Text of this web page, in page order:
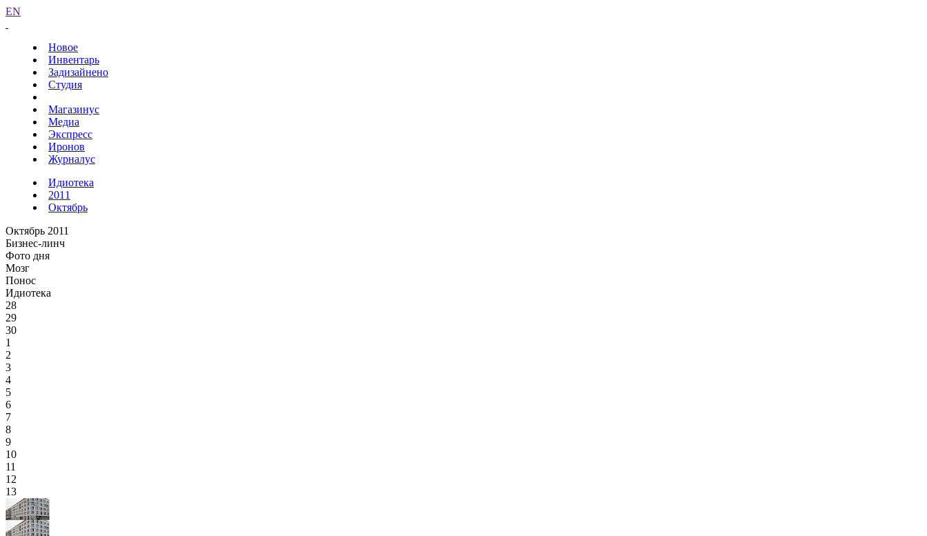
EN
Новое
Инвентарь
Задизайнено
Студия
Магазинус
Медиа
Экспресс
Иронов
Журналус
Идиотека
2011
Октябрь
Октябрь 2011
Бизнес-линч
Фото дня
Мозг
Понос
Идиотека
28
29
30
1
2
3
4
5
6
7
8
9
10
11
12
13